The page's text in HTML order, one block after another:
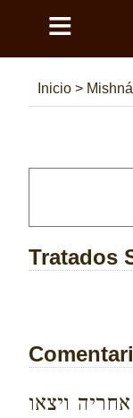
≡
Inicio > Mishná
Tratados
ויצאו